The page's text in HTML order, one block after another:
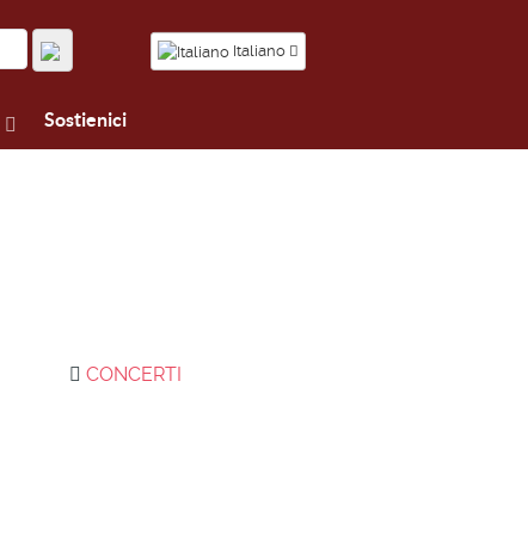
Italiano
Sostienici
CONCERTI